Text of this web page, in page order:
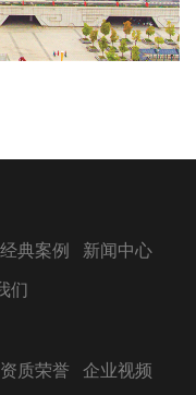
经典案例 新闻中心
们
资质荣誉 企业视频